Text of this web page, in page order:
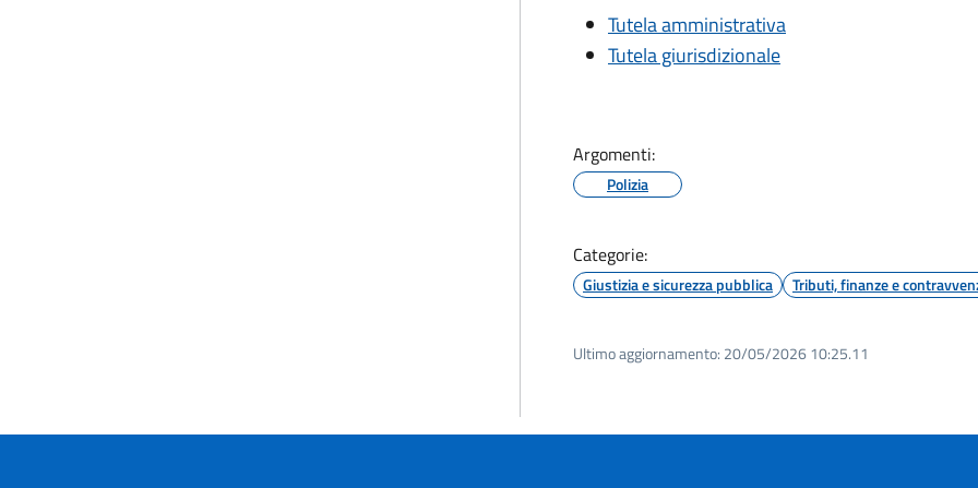
Tutela amministrativa
Tutela giurisdizionale
Argomenti:
Polizia
Categorie:
Giustizia e sicurezza pubblica Tributi, finanze e
Ultimo aggiornamento: 20/05/2026 10:25.11